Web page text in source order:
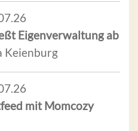
Eigenverwaltung ab
Keienburg
mit Momcozy